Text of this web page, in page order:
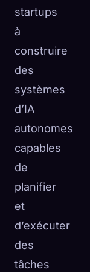
startups
à
construire
des
systèmes
d’IA
autonomes
capables
de
planifier
et
d’exécuter
des
tâches